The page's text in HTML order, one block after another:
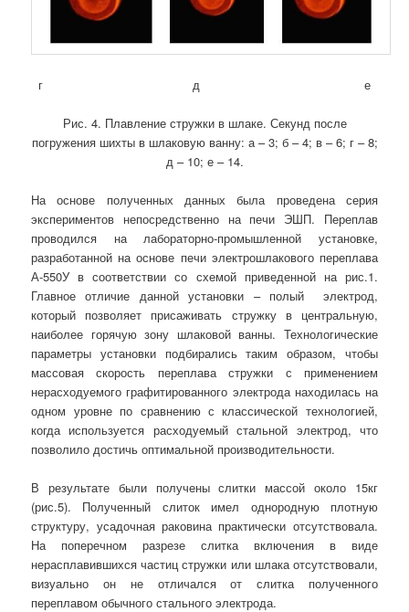
г д е
Рис. 4. Плавление стружки в шлаке. Секунд после
погружения шихты в шлаковую ванну: а – 3; б – 4; в – 6; г – 8;
д – 10; е – 14.
На основе полученных данных была проведена серия
экспериментов непосредственно на печи ЭШП. Переплав
проводился на лабораторно-промышленной установке,
разработанной на основе печи электрошлакового переплава
А-550У в соответствии со схемой приведенной на рис.1.
Главное отличие данной установки – полый электрод,
который позволяет присаживать стружку в центральную,
наиболее горячую зону шлаковой ванны. Технологические
параметры установки подбирались таким образом, чтобы
массовая скорость переплава стружки с применением
нерасходуемого графитированного электрода находилась на
одном уровне по сравнению с классической технологией,
когда используется расходуемый стальной электрод, что
позволило достичь оптимальной производительности.
В результате были получены слитки массой около 15кг
(рис.5). Полученный слиток имел однородную плотную
структуру, усадочная раковина практически отсутствовала.
На поперечном разрезе слитка включения в виде
нерасплавившихся частиц стружки или шлака отсутствовали,
визуально он не отличался от слитка полученного
переплавом обычного стального электрода.